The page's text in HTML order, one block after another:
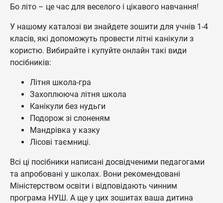
Бо літо – це час для веселого і цікавого навчання!
У нашому каталозі ви знайдете зошити для учнів 1-4
класів, які допоможуть провести літні канікули з
користю. Вибирайте і купуйте онлайн такі види
посібників:
Літня школа-гра
Захоплююча літня школа
Канікули без нудьги
Подорож зі слоненям
Мандрівка у казку
Лісові таємниці.
Всі ці посібники написані досвідченими педагогами
та апробовані у школах. Вони рекомендовані
Міністерством освіти і відповідають чинним
програма НУШ. А ще у цих зошитах ваша дитина